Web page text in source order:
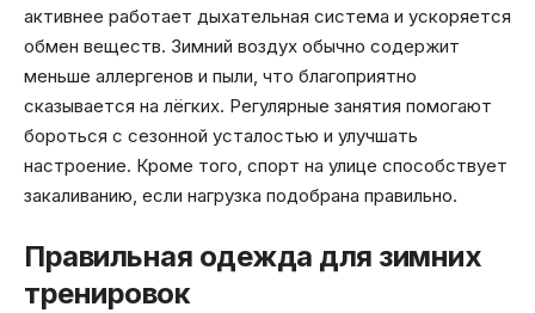
активнее работает дыхательная система и ускоряется
обмен веществ. Зимний воздух обычно содержит
меньше аллергенов и пыли, что благоприятно
сказывается на лёгких. Регулярные занятия помогают
бороться с сезонной усталостью и улучшать
настроение. Кроме того, спорт на улице способствует
закаливанию, если нагрузка подобрана правильно.
Правильная одежда для зимних
тренировок